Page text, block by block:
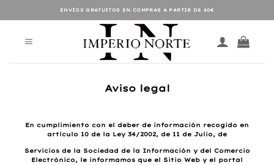
contenido
ENVÍOS GRATUITOS EN COMPRAS A PARTIR DE 60€
Aviso legal
En cumplimiento con el deber de información recogido en
artículo 10 de la Ley 34/2002, de 11 de Julio, de
Servicios de la Sociedad de la Información y del Comercio
Electrónico, le informamos que el Sitio Web y el portal